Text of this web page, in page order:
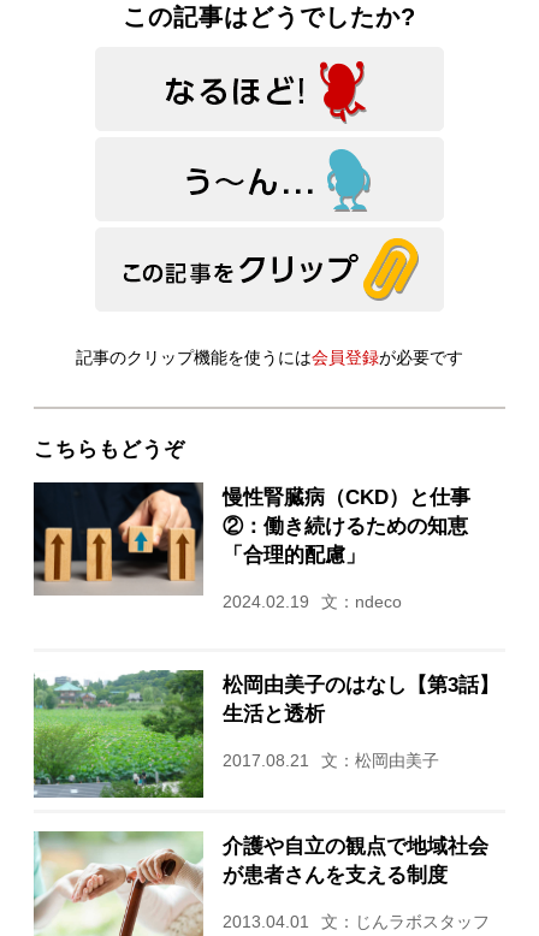
この記事はどうでしたか?
記事のクリップ機能を使うには会員登録が必要です
こちらもどうぞ
慢性腎臓病（CKD）と仕事
②：働き続けるための知恵
「合理的配慮」
2024.02.19 文：ndeco
松岡由美子のはなし【第3話】
生活と透析
2017.08.21 文：松岡由美子
介護や自立の観点で地域社会
が患者さんを支える制度
2013.04.01 文：じんラボスタッフ